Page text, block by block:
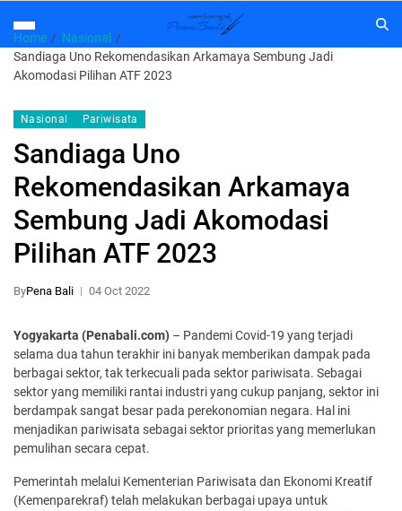
Home
Nasional
Sandiaga Uno Rekomendasikan Arkamaya Sembung Jadi
Akomodasi Pilihan ATF 2023
Nasional Pariwisata
Sandiaga Uno
Rekomendasikan Arkamaya
Sembung Jadi Akomodasi
Pilihan ATF 2023
ByPena Bali 04 Oct 2022
Yogyakarta (Penabali.com) – Pandemi Covid-19 yang terjadi
selama dua tahun terakhir ini banyak memberikan dampak pada
berbagai sektor, tak terkecuali pada sektor pariwisata. Sebagai
sektor yang memiliki rantai industri yang cukup panjang, sektor ini
berdampak sangat besar pada perekonomian negara. Hal ini
menjadikan pariwisata sebagai sektor prioritas yang memerlukan
pemulihan secara cepat.
Pemerintah melalui Kementerian Pariwisata dan Ekonomi Kreatif
(Kemenparekraf) telah melakukan berbagai upaya untuk